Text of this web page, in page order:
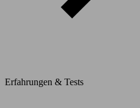
Erfahrungen & Tests